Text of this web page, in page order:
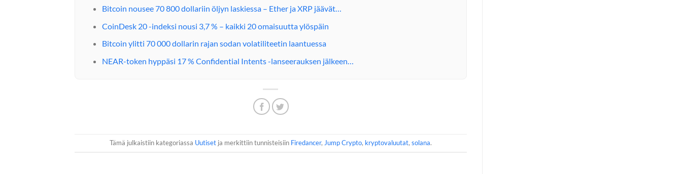
Bitcoin nousee 70 800 dollariin öljyn laskiessa – Ether ja XRP jäävät…
CoinDesk 20 -indeksi nousi 3,7 % – kaikki 20 omaisuutta ylöspäin
Bitcoin ylitti 70 000 dollarin rajan sodan volatiliteetin laantuessa
NEAR-token hyppäsi 17 % Confidential Intents -lanseerauksen jälkeen…
Tämä julkaistiin kategoriassa Uutisetja merkittiin tunnisteisiin Firedancer, Jump Crypto, kryptovaluutat, solana.